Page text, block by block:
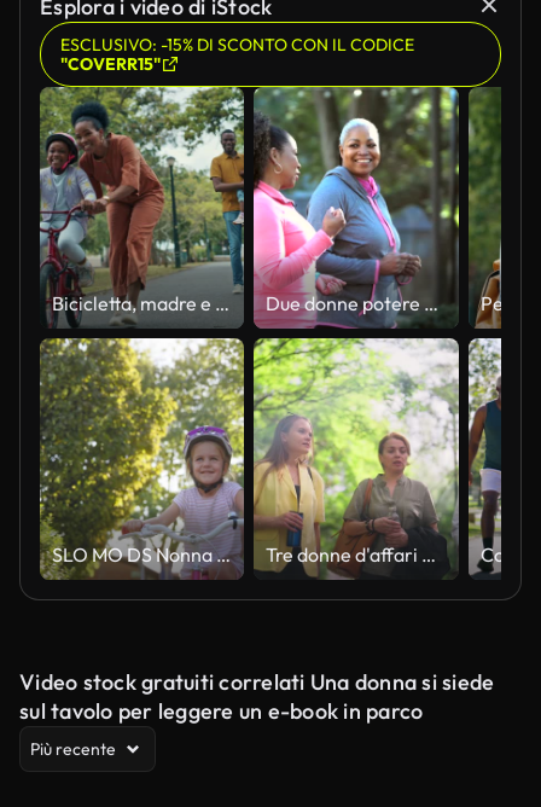
Esplora i video di iStock
ESCLUSIVO: -15% DI SCONTO CON IL CODICE
"COVERR15"
Bicicletta, madre e bambino imparano ad andare in bicicletta all'aperto nel parco naturale con casco di sicurezza. Donna di famiglia nera che aiuta, spinge e insegna alle ragazze lo sport ciclistico per il tempo, lo sviluppo e l'equilibrio sulla strada Due donne potere camminare in città, parlare e sorridere
SLO MO DS Nonna tenendo il sedile della moto sua nipote sta imparando a cavalcare sotto il sole Tre donne d'affari multietniche che trascorrono le loro pause nel parco pubblico
Video stock gratuiti correlati Una donna si siede
sul tavolo per leggere un e-book in parco
Più recente